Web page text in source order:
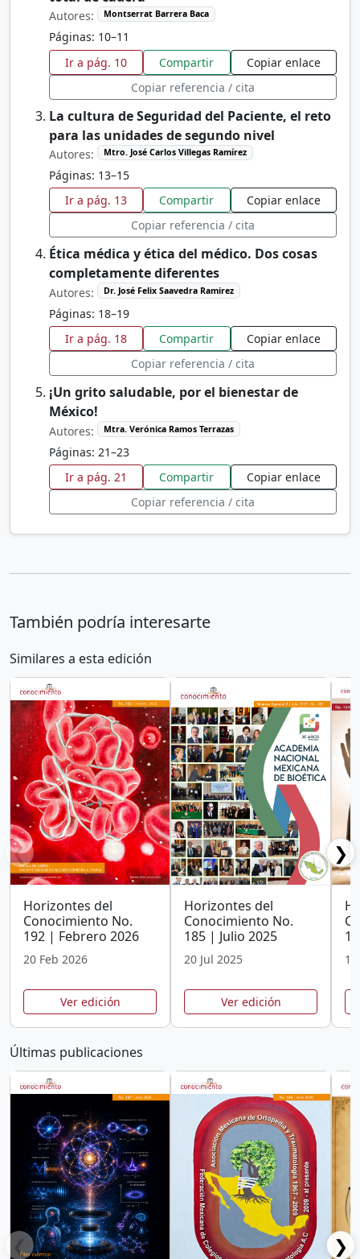
Autores: Montserrat Barrera Baca
Páginas: 10–11
Ir a pág. 10
Compartir
Copiar enlace
Copiar referencia / cita
La cultura de Seguridad del Paciente, el reto
para las unidades de segundo nivel
Autores: Mtro. José Carlos Villegas Ramírez
Páginas: 13–15
Ir a pág. 13
Compartir
Copiar enlace
Copiar referencia / cita
Ética médica y ética del médico. Dos cosas
completamente diferentes
Autores: Dr. José Felix Saavedra Ramirez
Páginas: 18–19
Ir a pág. 18
Compartir
Copiar enlace
Copiar referencia / cita
¡Un grito saludable, por el bienestar de
México!
Autores: Mtra. Verónica Ramos Terrazas
Páginas: 21–23
Ir a pág. 21
Compartir
Copiar enlace
Copiar referencia / cita
También podría interesarte
Similares a esta edición
❮
Horizontes del
Conocimiento No.
192 | Febrero 2026
20 Feb 2026
Ver edición
Horizontes del
Conocimiento No.
185 | Julio 2025
20 Jul 2025
Ver edición
❯
Últimas publicaciones
❮ ❯